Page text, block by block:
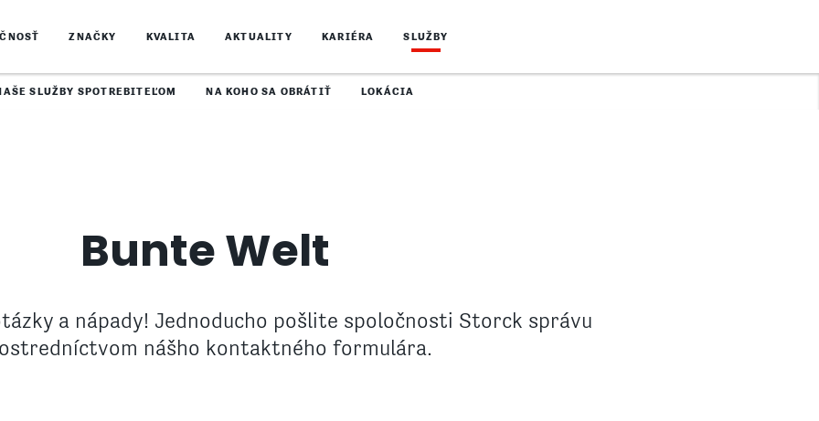
ZNAČKY KVALITA AKTUALITY KARIÉRA SLUŽBY
SLUŽBY SPOTREBITEĽOM NA KOHO SA OBRÁTIŤ LOKÁCIA
Bunte Welt
a nápady! Jednoducho pošlite spoločnosti Storck správu
nášho kontaktného formulára.